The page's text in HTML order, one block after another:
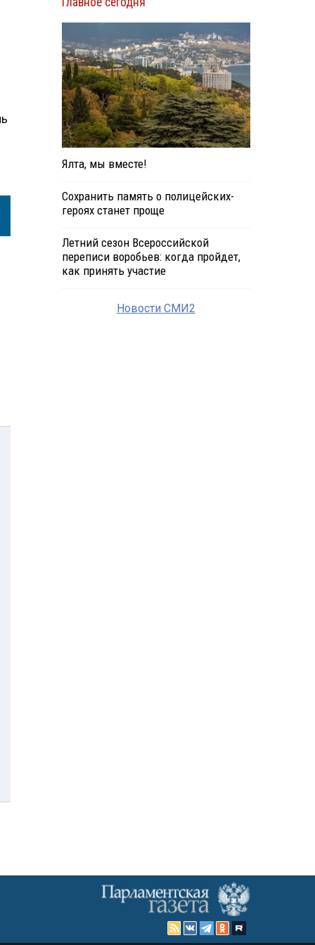
Ялта, мы вместе!
Сохранить память о полицейских-
героях станет проще
Летний сезон Всероссийской
переписи воробьев: когда пройдет,
как принять участие
Новости СМИ2